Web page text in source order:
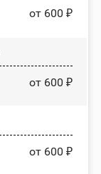
от 600 ₽
от 600 ₽
от 600 ₽